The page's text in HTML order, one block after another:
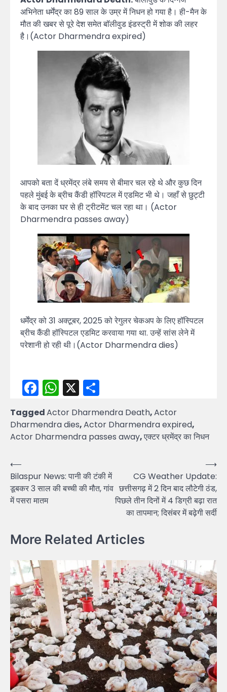
अभिनेता धर्मेंद्र का 89 साल के उम्र में निधन हो गया है। ही-मैन के
मौत की खबर से पूरे देश समेत बॉलीवुड इंडस्ट्री में शोक की लहर
है।(Actor Dharmendra expired)
आपको बता दें ध्रमेंद्र लंबे समय से बीमार चल रहे थे और कुछ दिन
पहले मुंबई के ब्रीच कैंडी हॉस्पिटल में एडमिट भी थे। जहाँ से छुट्टी
के बाद उनका घर से ही ट्रीटमेंट चल रहा था। (Actor
Dharmendra passes away)
धर्मेंद्र को 31 अक्टूबर, 2025 को रेगुलर चेकअप के लिए हॉस्पिटल
ब्रीच कैंडी हॉस्पिटल एडमिट करवाया गया था. उन्हें सांस लेने में
परेशानी हो रही थी।(Actor Dharmendra dies)
Facebook
WhatsApp
X
TaggedActor Dharmendra Death,Actor
Dharmendra dies,Actor Dharmendra expired,
Actor Dharmendra passes away,एक्टर ध्रमेंद्र का निधन
Post
navigation
⟵
Bilaspur News: पानी की टंकी में
डूबकर 3 साल की बच्ची की मौत, गांव
में पसरा मातम
CG Weather Update:
छत्तीसगढ़ में 2 दिन बाद लौटेगी ठंड,
पिछले तीन दिनों में 4 डिग्री बढ़ा रात
का तापमान; दिसंबर में बढ़ेगी सर्दी
⟶
More Related Articles